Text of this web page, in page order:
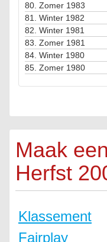
80. Zomer 1983
81. Winter 1982
82. Winter 1981
83. Zomer 1981
84. Winter 1980
85. Zomer 1980
Maak
Herfst
Klassement
Fairplay